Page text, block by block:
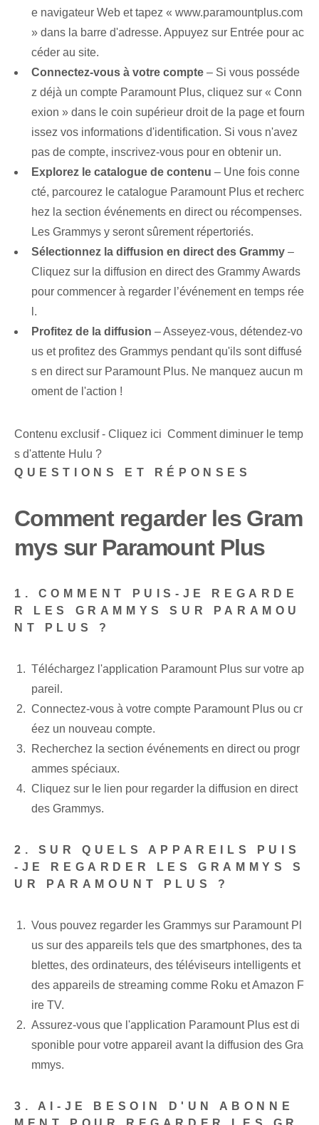
e navigateur Web et tapez « www.paramountplus.com
» dans la barre d'adresse. Appuyez sur Entrée pour ac
céder au site.
Connectez-vous à votre compte – Si vous posséde
z déjà un compte Paramount Plus, cliquez sur « Conn
exion » dans le coin supérieur droit de la page et fourn
issez vos informations d'identification. Si vous n'avez
pas de compte, inscrivez-vous pour en obtenir un.
Explorez le catalogue de contenu – Une fois conne
cté, parcourez le catalogue Paramount Plus et recherc
hez la section événements en direct ou récompenses.
Les Grammys y seront sûrement répertoriés.
Sélectionnez la diffusion en direct des Grammy –
Cliquez sur la diffusion en direct des Grammy Awards
pour commencer à regarder l’événement en temps rée
l.
Profitez de la diffusion – Asseyez-vous, détendez-vo
us et profitez des Grammys pendant qu'ils sont diffusé
s en direct sur Paramount Plus. Ne manquez aucun m
oment de l'action !
Contenu exclusif - Cliquez ici Comment diminuer le temp
s d'attente Hulu ?
QUESTIONS ET RÉPONSES
Comment regarder les Gram
mys sur Paramount Plus
1. COMMENT PUIS-JE REGARDE
R LES GRAMMYS SUR PARAMOU
NT PLUS ?
Téléchargez l'application Paramount Plus sur votre ap
pareil.
Connectez-vous à votre compte Paramount Plus ou cr
éez un nouveau compte.
Recherchez la section événements en direct ou progr
ammes spéciaux.
Cliquez sur le lien pour regarder la diffusion en direct
des Grammys.
2. SUR QUELS APPAREILS PUIS
-JE REGARDER LES GRAMMYS S
UR PARAMOUNT PLUS ?
Vous pouvez regarder les Grammys sur Paramount Pl
us sur des appareils tels que des smartphones, des ta
blettes, des ordinateurs, des téléviseurs intelligents et
des appareils de streaming comme Roku et Amazon F
ire TV.
Assurez-vous que l'application Paramount Plus est di
sponible pour votre appareil avant la diffusion des Gra
mmys.
3. AI-JE BESOIN D'UN ABONNE